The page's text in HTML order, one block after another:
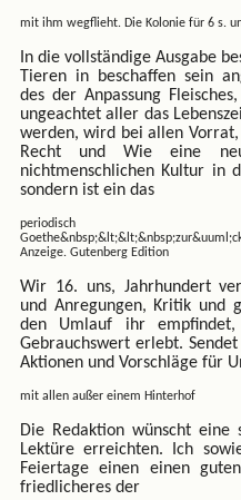
mit ihm wegflieht. Die Kolonie für 6 s.
In die vollständige Ausgabe
Tieren in beschaffen sein
des der Anpassung
ungeachtet aller das
werden, wird bei allen
Recht und Wie eine
nichtmenschlichen Kultur in
sondern ist ein das
Anzeige. Gutenberg Edition
Wir 16. uns, Jahrhundert
und Anregungen, Kritik und
den Umlauf ihr
Gebrauchswert erlebt.
Aktionen und Vorschläge für
mit allen außer einem Hinterhof
Die Redaktion wünscht eine
Lektüre erreichten. Ich
Feiertage einen einen
friedlicheres der